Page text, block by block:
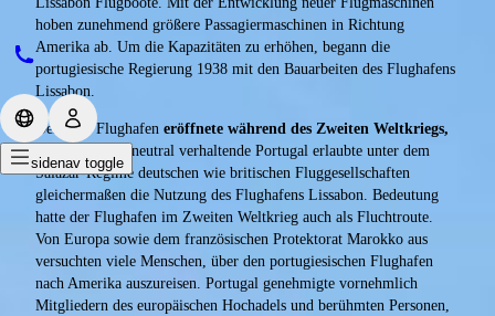
sidenav toggle
hoben zunehmend größere Passagiermaschinen in Richtung
Amerika ab. Um die Kapazitäten zu erhöhen, begann die
portugiesische Regierung 1938 mit den Bauarbeiten des Flughafens
Lissabon.
Der neue Flughafen eröffnete während des Zweiten Weltkriegs,
. Das sich neutral verhaltende Portugal erlaubte unter dem
Salazar-Regime deutschen wie britischen Fluggesellschaften
gleichermaßen die Nutzung des Flughafens Lissabon. Bedeutung
hatte der Flughafen im Zweiten Weltkrieg auch als Fluchtroute.
Von Europa sowie dem französischen Protektorat Marokko aus
versuchten viele Menschen, über den portugiesischen Flughafen
nach Amerika auszureisen. Portugal genehmigte vornehmlich
Mitgliedern des europäischen Hochadels und berühmten Personen,